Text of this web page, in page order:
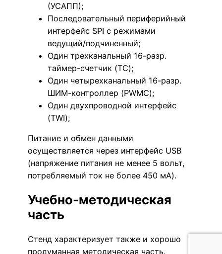
(УСАПП);
Последовательный периферийный
интерфейс SPI с режимами
ведущий/подчиненный;
Один трехканальный 16-разр.
таймер-счетчик (TC);
Один четырехканальный 16-разр.
ШИМ-контроллер (PWMC);
Один двухпроводной интерфейс
(TWI);
Питание и обмен данными
осуществляется через интерфейс USB
(напряжение питания не менее 5 вольт,
потребляемый ток не более 450 мА).
Учебно-методическая
часть
Стенд характеризует также и хорошо
продуманная методическая часть.